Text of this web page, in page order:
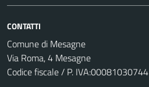
CONTATTI
Comune di Mesagne
Via Roma, 4 Mesagne
Codice fiscale / P. IVA:00081030744